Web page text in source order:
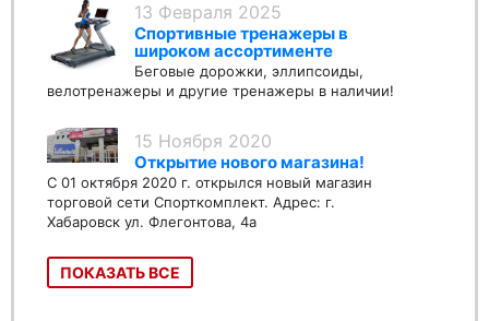
13 Февраля 2025
Спортивные тренажеры в
широком ассортименте
Беговые дорожки, эллипсоиды,
велотренажеры и другие тренажеры в наличии!
15 Ноября 2020
Открытие нового магазина!
С 01 октября 2020 г. открылся новый магазин
торговой сети Спорткомплект. Адрес: г.
Хабаровск ул. Флегонтова, 4а
ПОКАЗАТЬ ВСЕ